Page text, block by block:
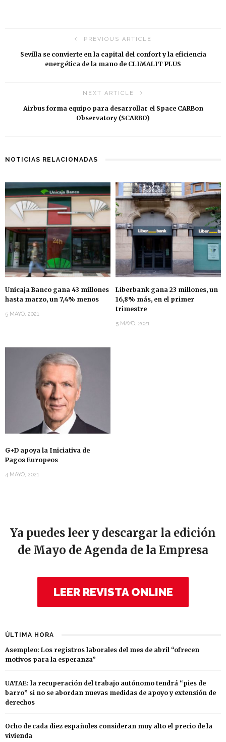
PREVIOUS ARTICLE
Sevilla se convierte en la capital del confort y la eficiencia
energética de la mano de CLIMALIT PLUS
NEXT ARTICLE
Airbus forma equipo para desarrollar el Space CARBon
Observatory (SCARBO)
NOTICIAS RELACIONADAS
Unicaja Banco gana 43 millones
hasta marzo, un 7,4% menos
5 MAYO, 2021
Liberbank gana 23 millones, un
16,8% más, en el primer
trimestre
5 MAYO, 2021
G+D apoya la Iniciativa de
Pagos Europeos
4 MAYO, 2021
Ya puedes leer y descargar la edición
de Mayo de Agenda de la Empresa
LEER REVISTA ONLINE
ÚLTIMA HORA
Asempleo: Los registros laborales del mes de abril “ofrecen
motivos para la esperanza”
UATAE: la recuperación del trabajo autónomo tendrá “pies de
barro” si no se abordan nuevas medidas de apoyo y extensión de
derechos
Ocho de cada diez españoles consideran muy alto el precio de la
vivienda